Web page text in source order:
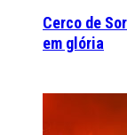
Cerco de
em glória